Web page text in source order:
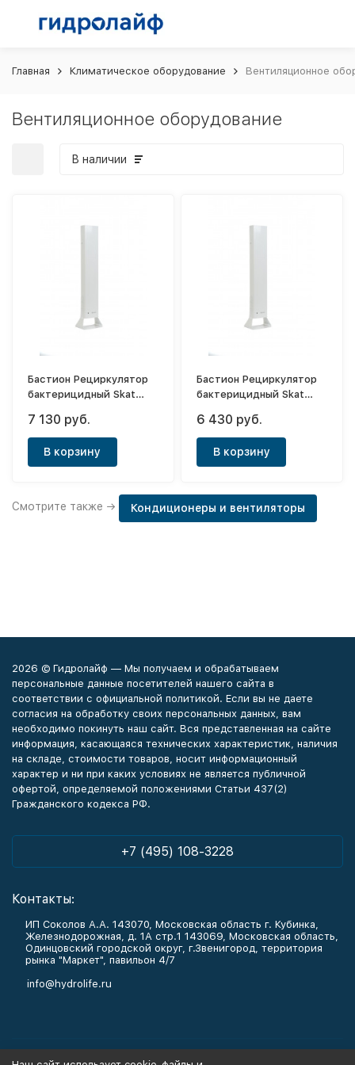
Главная Климатическое оборудование Вентиляционное
Вентиляционное оборудование
В наличии
Бастион Рециркулятор
бактерицидный Skat
7 130 руб.
В корзину
Бастион Рециркулятор
бактерицидный Skat
6 430 руб.
В корзину
Смотрите также → Кондиционеры и вентиляторы
2026 © Гидролайф — Мы получаем и обрабатываем
персональные данные посетителей нашего сайта в
соответствии с официальной политикой. Если вы не даете
согласия на обработку своих персональных данных, вам
необходимо покинуть наш сайт. Вся представленная на сайте
информация, касающаяся технических характеристик, наличия
на складе, стоимости товаров, носит информационный
характер и ни при каких условиях не является публичной
офертой, определяемой положениями Статьи 437(2)
Гражданского кодекса РФ.
+7 (495) 108-3228
Контакты:
ИП Соколов А.А. 143070, Московская область г. Кубинка,
Железнодорожная, д. 1А стр.1 143069, Московская область,
Одинцовский городской округ, г.Звенигород, территория
рынка "Маркет", павильон 4/7
info@hydrolife.ru